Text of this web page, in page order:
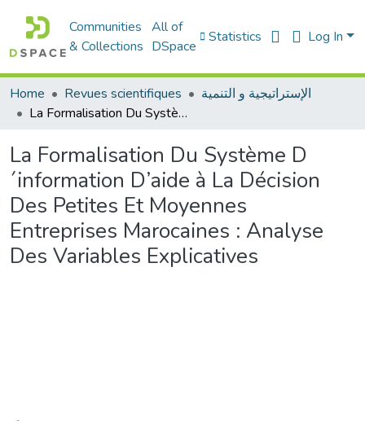
Communities
& Collections
All of
DSpace
Statistics Log In
Home Revues scientifiques
الإستراتيجية و التنمية
La Formalisation Du Système D´information D’aide à La Décision Des Petites Et Moyennes Entreprises Marocaines : Analyse Des Variables Explicatives
La Formalisation Du Système D
´information D’aide à La Décision
Des Petites Et Moyennes
Entreprises Marocaines : Analyse
Des Variables Explicatives